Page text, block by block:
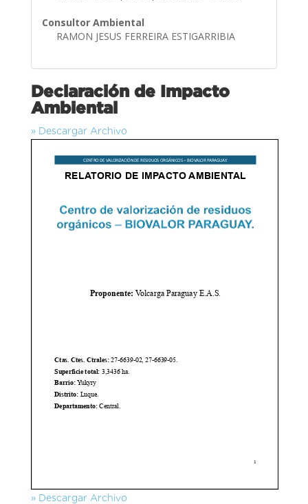
Consultor Ambiental
RAMON JESUS FERREIRA ESTIGARRIBIA
Declaración de Impacto
Ambiental
» Descargar Archivo
» Descargar Archivo